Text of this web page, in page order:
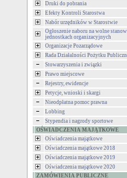
Druki do pobrania
Efekty Kontroli Starostwa
Nabór urzędników w Starostwie
Ogłoszenie naboru na wolne
jednostkach organizacyjnych
Organizacje Pozarządowe
Rada Działalności Pożytku
Stowarzyszenia i związki
Prawo miejscowe
Rejestry, ewidencje
Petycje, wnioski i skargi
Nieodpłatna pomoc prawna
Lobbing
Stypendia i nagrody sportowe
OŚWIADCZENIA MAJĄTKOWE
Oświadczenia majątkowe
Oświadczenia majątkowe 2018
Oświadczenia majątkowe 2019
Oświadczenia majątkowe 2020
ZAMÓWIENIA PUBLICZNE